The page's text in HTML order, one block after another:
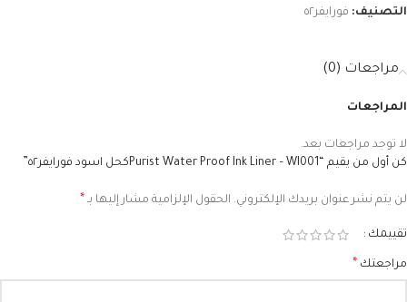
التصنيف: فورايفر٥٢
مراجعات (0)
المراجعات
لا توجد مراجعات بعد.
كن أول من يقيم “Purist Water Proof Ink Liner – WI001كحل اسود فورايفر٥٢”
لن يتم نشر عنوان بريدك الإلكتروني. الحقول الإلزامية مشار إليها بـ *
تقييمك
مراجعتك *